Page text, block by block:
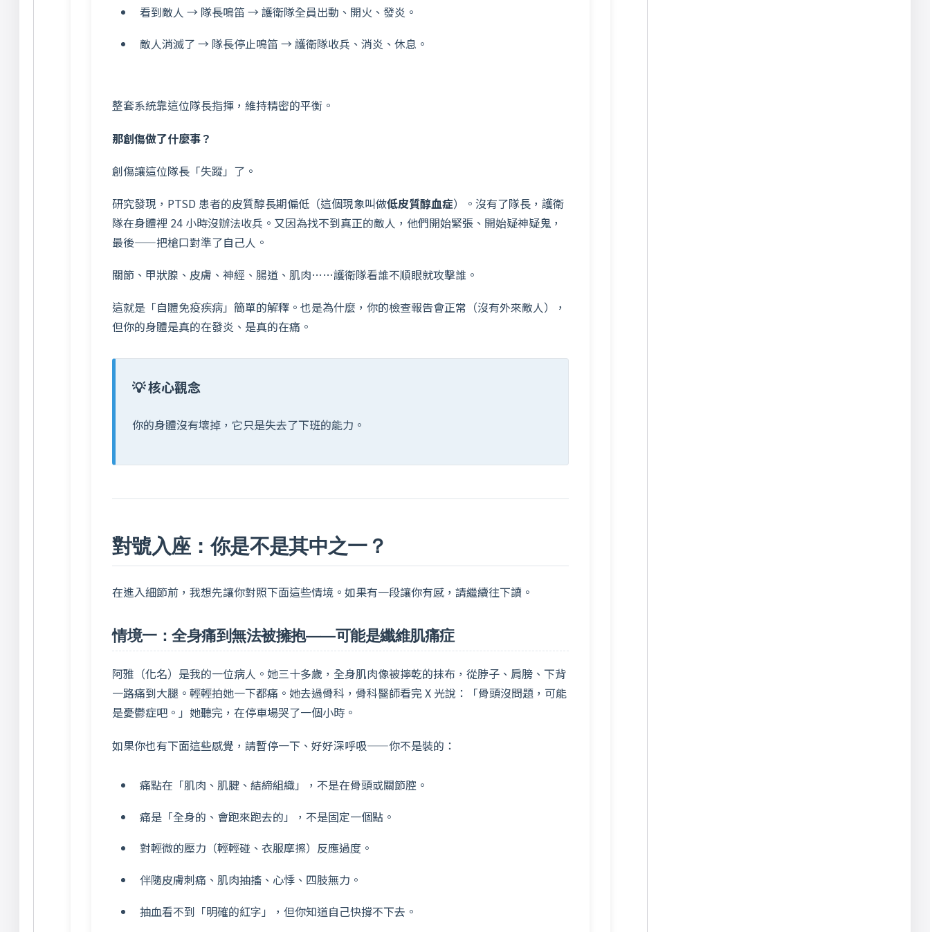
看到敵人 → 隊長鳴笛 → 護衛隊全員出動、開火、發炎。
敵人消滅了 → 隊長停止鳴笛 → 護衛隊收兵、消炎、休息。
整套系統靠這位隊長指揮，維持精密的平衡。
那創傷做了什麼事？
創傷讓這位隊長「失蹤」了。
研究發現，PTSD 患者的皮質醇長期偏低（這個現象叫做低皮質醇血症）。沒有了隊長，護衛
隊在身體裡 24 小時沒辦法收兵。又因為找不到真正的敵人，他們開始緊張、開始疑神疑鬼，
最後——把槍口對準了自己人。
關節、甲狀腺、皮膚、神經、腸道、肌肉……護衛隊看誰不順眼就攻擊誰。
這就是「自體免疫疾病」簡單的解釋。也是為什麼，你的檢查報告會正常（沒有外來敵人），
但你的身體是真的在發炎、是真的在痛。
💡 核心觀念
你的身體沒有壞掉，它只是失去了下班的能力。
對號入座：你是不是其中之一？
在進入細節前，我想先讓你對照下面這些情境。如果有一段讓你有感，請繼續往下讀。
情境一：全身痛到無法被擁抱——可能是纖維肌痛症
阿雅（化名）是我的一位病人。她三十多歲，全身肌肉像被擰乾的抹布，從脖子、肩膀、下背
一路痛到大腿。輕輕拍她一下都痛。她去過骨科，骨科醫師看完 X 光說：「骨頭沒問題，可能
是憂鬱症吧。」她聽完，在停車場哭了一個小時。
如果你也有下面這些感覺，請暫停一下、好好深呼吸——你不是裝的：
痛點在「肌肉、肌腱、結締組織」，不是在骨頭或關節腔。
痛是「全身的、會跑來跑去的」，不是固定一個點。
對輕微的壓力（輕輕碰、衣服摩擦）反應過度。
伴隨皮膚刺痛、肌肉抽搐、心悸、四肢無力。
抽血看不到「明確的紅字」，但你知道自己快撐不下去。